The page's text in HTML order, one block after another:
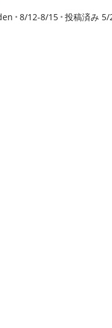
8/12-8/15 投稿済み 5/